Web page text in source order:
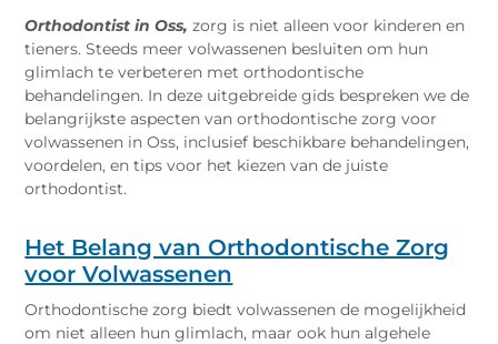
Orthodontist in Oss, zorg is niet alleen voor kinderen en
tieners. Steeds meer volwassenen besluiten om hun
glimlach te verbeteren met orthodontische
behandelingen. In deze uitgebreide gids bespreken we de
belangrijkste aspecten van orthodontische zorg voor
volwassenen in Oss, inclusief beschikbare behandelingen,
voordelen, en tips voor het kiezen van de juiste
orthodontist.
Het Belang van Orthodontische Zorg
voor Volwassenen
Orthodontische zorg biedt volwassenen de mogelijkheid
om niet alleen hun glimlach, maar ook hun algehele